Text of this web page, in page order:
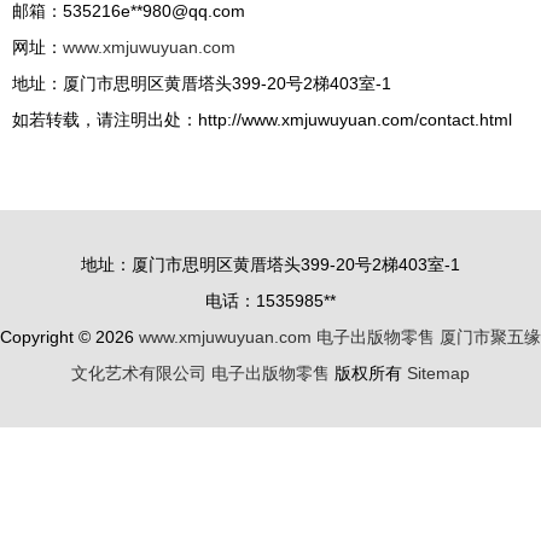
邮箱：535216e**980@qq.com
网址： www.xmjuwuyuan.com
地址：厦门市思明区黄厝塔头399-20号2梯403室-1
如若转载，请注明出处：http://www.xmjuwuyuan.com/contact.html
地址：厦门市思明区黄厝塔头399-20号2梯403室-1
电话：1535985**
Copyright © 2026 www.xmjuwuyuan.com 电子出版物零售 厦门市聚五缘
文化艺术有限公司 电子出版物零售 版权所有 Sitemap